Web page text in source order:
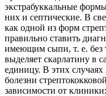
экстрабуккальные
них и септические. В
как одной из форм
правильно ставить
имеющим сыпи, т. е. без
выделяет скарлатину в
единицу. В этих случаях
болезни
зависимости от клиники: